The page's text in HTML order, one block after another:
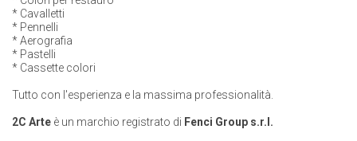
* Cavalletti
* Pennelli
* Aerografia
* Pastelli
* Cassette colori
Tutto con l'esperienza e la massima professionalità.
2C Arte è un marchio registrato di Fenci Group s.r.l.